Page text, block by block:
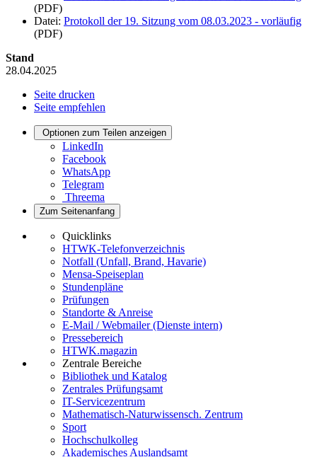
(PDF)
Datei: Protokoll der 19. Sitzung vom 08.03.2023 - vorläufig
(PDF)
Stand
28.04.2025
Seite drucken
Seite empfehlen
Optionen zum Teilen anzeigen
LinkedIn
Facebook
WhatsApp
Telegram
Threema
Zum Seitenanfang
Quicklinks
HTWK-Telefonverzeichnis
Notfall (Unfall, Brand, Havarie)
Mensa-Speiseplan
Stundenpläne
Prüfungen
Standorte & Anreise
E-Mail / Webmailer (Dienste intern)
Pressebereich
HTWK.magazin
Zentrale Bereiche
Bibliothek und Katalog
Zentrales Prüfungsamt
IT-Servicezentrum
Mathematisch-Naturwissensch. Zentrum
Sport
Hochschulkolleg
Akademisches Auslandsamt